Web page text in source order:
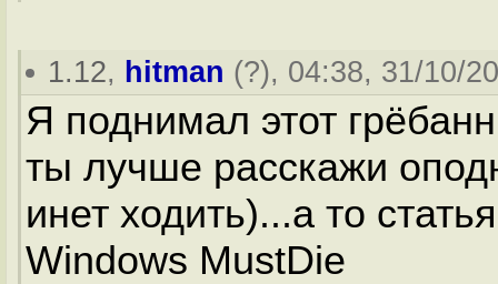
1.12, hitman (?), 04:38, 31/10/
Я поднимал этот
ты лучше расскажи
инет ходить)...а то
Windows MustDie